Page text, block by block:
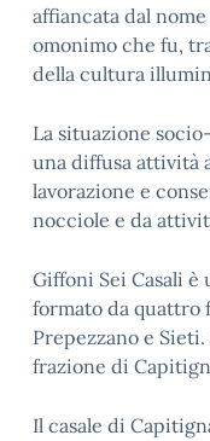
affiancata dal
omonimo che fu,
della cultura
La situazione
una diffusa attività
lavorazione e
nocciole e da
Giffoni Sei Casali
formato da quattro
Prepezzano e
frazione di
Il casale di